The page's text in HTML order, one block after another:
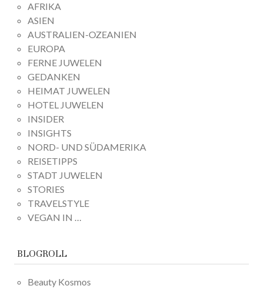
AFRIKA
ASIEN
AUSTRALIEN-OZEANIEN
EUROPA
FERNE JUWELEN
GEDANKEN
HEIMAT JUWELEN
HOTEL JUWELEN
INSIDER
INSIGHTS
NORD- UND SÜDAMERIKA
REISETIPPS
STADT JUWELEN
STORIES
TRAVELSTYLE
VEGAN IN …
BLOGROLL
Beauty Kosmos